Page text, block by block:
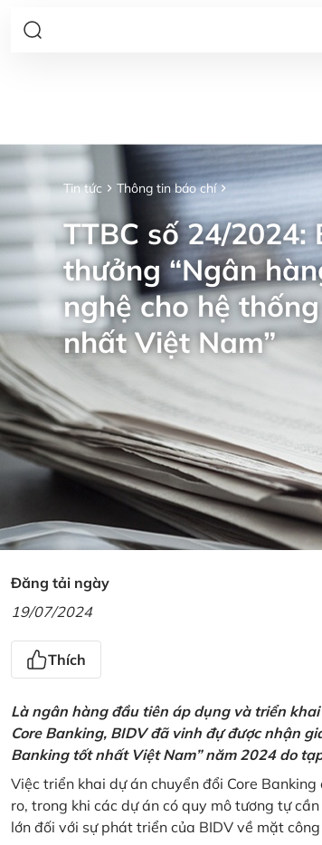
Tin tức Thông tin báo chí
TTBC số 24/2024:
thưởng “Ngân
nghệ cho hệ
nhất Việt Nam”
Đăng tải ngày
19/07/2024
Thích
Là ngân hàng đầu tiên áp dụng và triển
Core Banking, BIDV đã vinh đự được nhận
Banking tốt nhất Việt Nam” năm 2024 do
Việc triển khai dự án chuyển đổi Core
ro, trong khi các dự án có quy mô tương tự
lớn đối với sự phát triển của BIDV về mặt